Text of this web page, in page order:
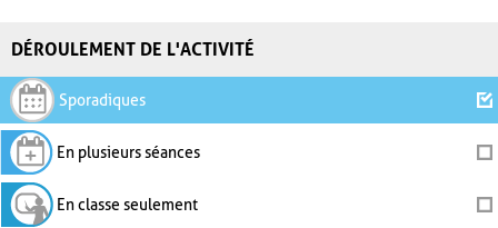
DÉROULEMENT DE L'ACTIVITÉ
Sporadiques
En plusieurs séances
En classe seulement